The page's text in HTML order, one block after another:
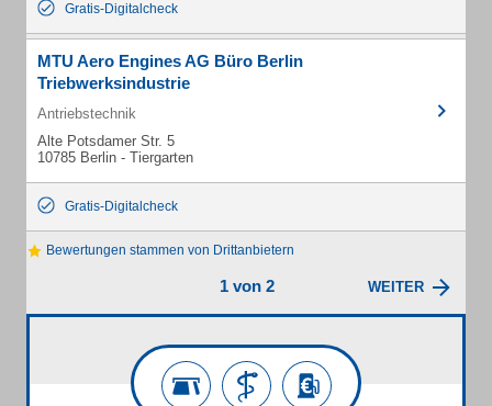
Gratis-Digitalcheck
MTU Aero Engines AG Büro Berlin
Triebwerksindustrie
Antriebstechnik
Alte Potsdamer Str. 5
10785 Berlin - Tiergarten
Gratis-Digitalcheck
Bewertungen stammen von Drittanbietern
1 von 2 WEITER